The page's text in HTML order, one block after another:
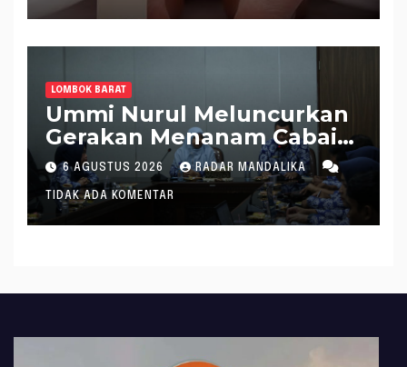
LOMBOK BARAT
Ummi Nurul Meluncurkan
Gerakan Menanam Cabai
Tangani Inflasi
6 AGUSTUS 2026 RADAR MANDALIKA
TIDAK ADA KOMENTAR